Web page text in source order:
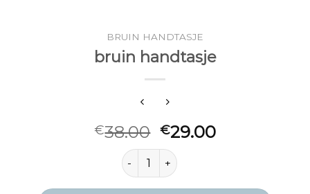
BRUIN HANDTASJE
bruin handtasje
€38.00 €29.00
bruin handtasje aantal